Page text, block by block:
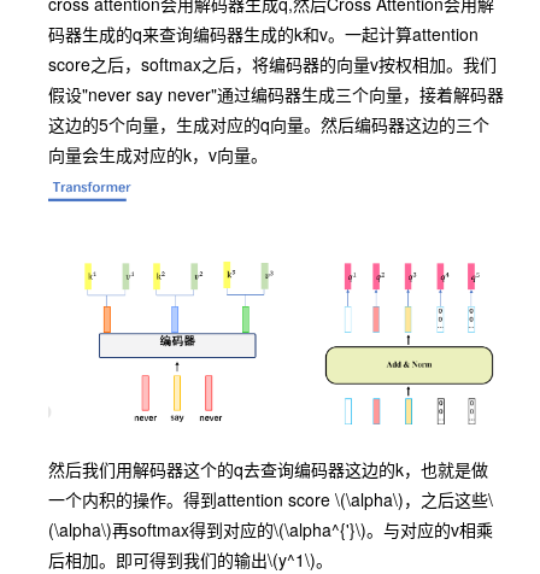
码器生成的q来查询编码器生成的k和v。一起计算attention
score之后，softmax之后，将编码器的向量v按权相加。我们
假设"never say never"通过编码器生成三个向量，接着解码器
这边的5个向量，生成对应的q向量。然后编码器这边的三个
向量会生成对应的k，v向量。
然后我们用解码器这个的q去查询编码器这边的k，也就是做
一个内积的操作。得到attention score \(\alpha\)，之后这些\
(\alpha\)再softmax得到对应的\(\alpha^{'}\)。与对应的v相乘
后相加。即可得到我们的输出\(y^1\)。